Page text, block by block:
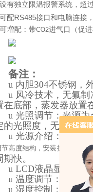
设有独立限温报警系统，超
可配RS485接口和电脑连接
可増配：带CO2进气口（促
备注：
u 内胆304不锈钢，
u 风冷技术，无氟
在底部，蒸发器放置
u光照调节：光源
的光照度，无需人为
u光源介绍：LED进
节高度结构，安装操作方便
期快。
u LCD液晶显示或触
u 温度调节：气套式
u 湿度控制：湿度核